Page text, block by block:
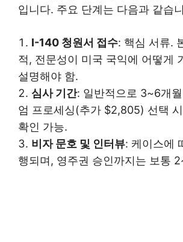
입니다. 주요 단계는 다음과 같습
I-140 청원서 접수: 핵심 서류.
적, 전문성이 미국 국익에 어떻게
설명해야 함.
심사 기간: 일반적으로 3~6개
엄 프로세싱(추가 $2,805) 선택
확인 가능.
비자 문호 및 인터뷰: 케이스에
행되며, 영주권 승인까지는 보통